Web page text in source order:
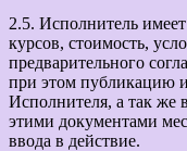
2.5. Исполнитель
курсов, стоимость,
предварительного
при этом публикацию
Исполнителя, а так же
этими документами
ввода в действие.